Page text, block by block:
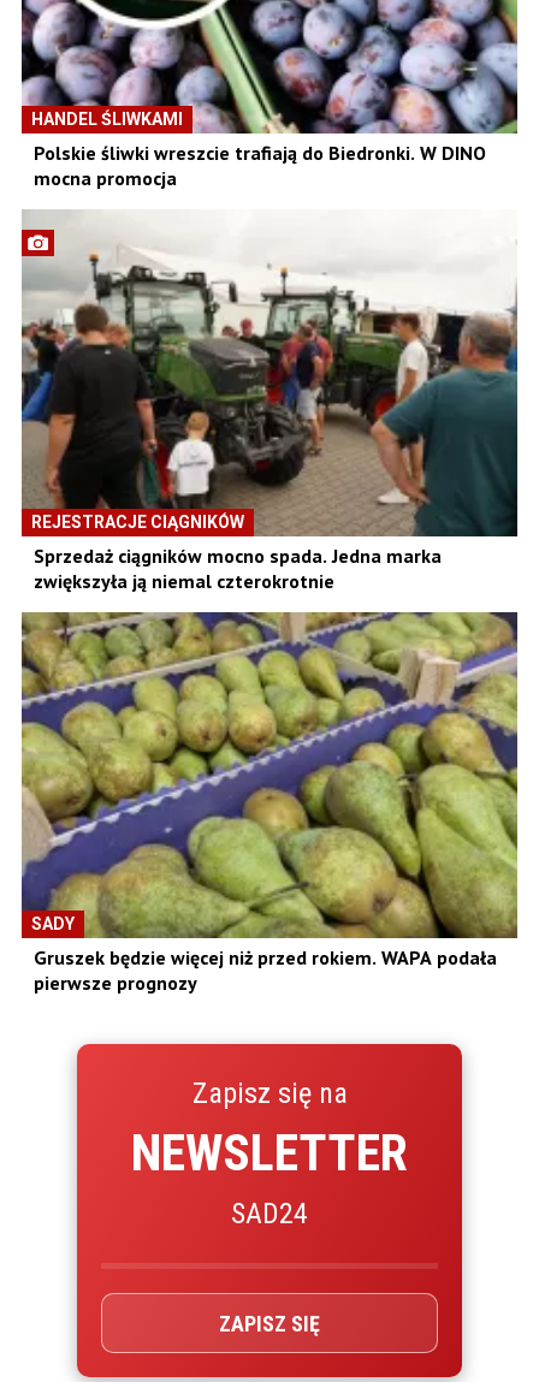
HANDEL ŚLIWKAMI
Polskie śliwki wreszcie trafiają do Biedronki. W DINO
mocna promocja
REJESTRACJE CIĄGNIKÓW
Sprzedaż ciągników mocno spada. Jedna marka
zwiększyła ją niemal czterokrotnie
SADY
Gruszek będzie więcej niż przed rokiem. WAPA podała
pierwsze prognozy
Zapisz się na
NEWSLETTER
SAD24
ZAPISZ SIĘ